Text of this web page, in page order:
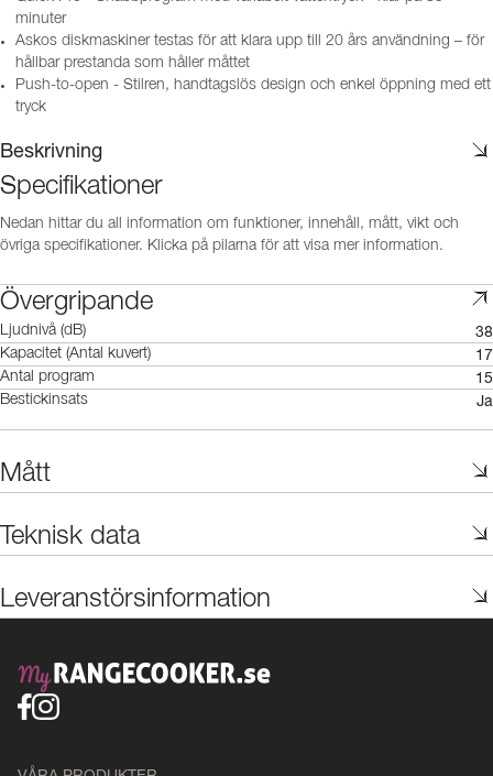
minuter
Askos diskmaskiner testas för att klara upp till 20 års användning – för
hållbar prestanda som håller måttet
Push-to-open - Stilren, handtagslös design och enkel öppning med ett
tryck
Beskrivning
Specifikationer
Nedan hittar du all information om funktioner, innehåll, mått, vikt och
övriga specifikationer. Klicka på pilarna för att visa mer information.
Övergripande
Ljudnivå (dB) 38
Kapacitet (Antal kuvert) 17
Antal program 15
Bestickinsats Ja
Mått
Teknisk data
Leveranstörsinformation